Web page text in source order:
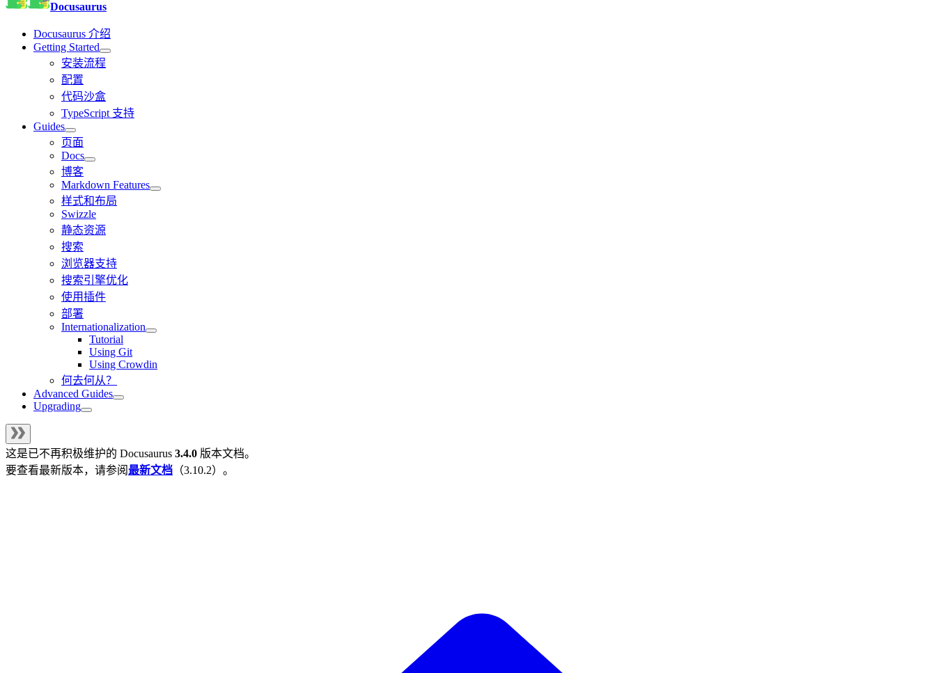
Docusaurus
Docusaurus 介绍
Getting Started
安装流程
配置
代码沙盒
TypeScript 支持
Guides
页面
Docs
博客
Markdown Features
样式和布局
Swizzle
静态资源
搜索
浏览器支持
搜索引擎优化
使用插件
部署
Internationalization
Tutorial
Using Git
Using Crowdin
何去何从？
Advanced Guides
Upgrading
这是已不再积极维护的 Docusaurus 3.4.0 版本文档。
要查看最新版本，请参阅最新文档 （3.10.2）。